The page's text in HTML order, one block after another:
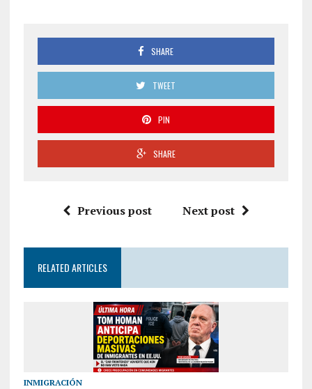
SHARE
TWEET
PIN
SHARE
Previous post Next post
RELATED ARTICLES
INMIGRACIÓN